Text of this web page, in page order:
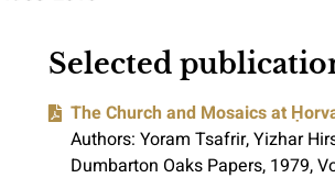
Selected
The Church and Mosaics at
Authors: Yoram Tsafrir, Yizhar
Dumbarton Oaks Papers, 1979,